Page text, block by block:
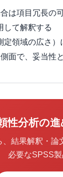
は項目冗長の
して解釈する
定領域の広さ
面で、妥当性
性分析の
、結果解釈・
必要なSPSS